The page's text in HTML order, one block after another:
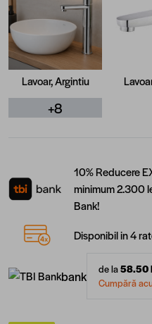
Lavoar, Argintiu
+8
10% Reducere
minimum 2.300
Bank!
Disponibil in 4
bank de la58.50
Cumpără